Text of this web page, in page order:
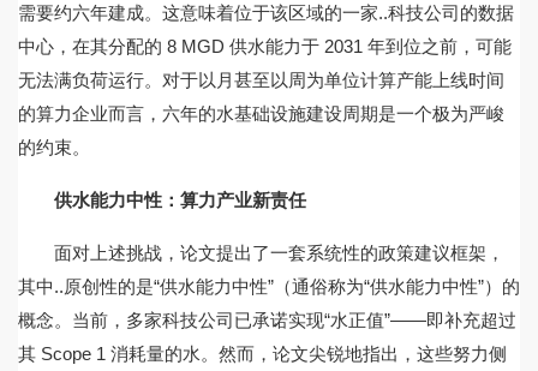
需要约六年建成。这意味着位于该区域的一家..科技公司的数据
中心，在其分配的 8 MGD 供水能力于 2031 年到位之前，可能
无法满负荷运行。对于以月甚至以周为单位计算产能上线时间
的算力企业而言，六年的水基础设施建设周期是一个极为严峻
的约束。
供水能力中性：算力产业新责任
面对上述挑战，论文提出了一套系统性的政策建议框架，
其中..原创性的是“供水能力中性”（通俗称为“供水能力中性”）的
概念。当前，多家科技公司已承诺实现“水正值”——即补充超过
其 Scope 1 消耗量的水。然而，论文尖锐地指出，这些努力侧